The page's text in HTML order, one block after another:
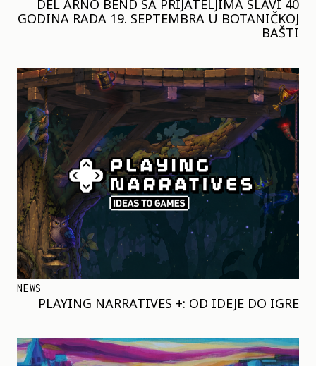
DEL ARNO BEND SA PRIJATELJIMA SLAVI 40
GODINA RADA 19. SEPTEMBRA U BOTANIČKOJ
BAŠTI
NEWS
PLAYING NARRATIVES +: OD IDEJE DO IGRE